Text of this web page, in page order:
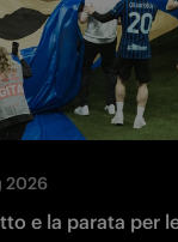
2026
e la parata per